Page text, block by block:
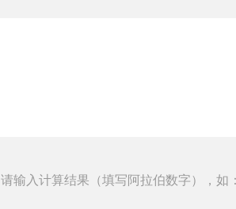
请输入计算结果（填写阿拉伯数字），如